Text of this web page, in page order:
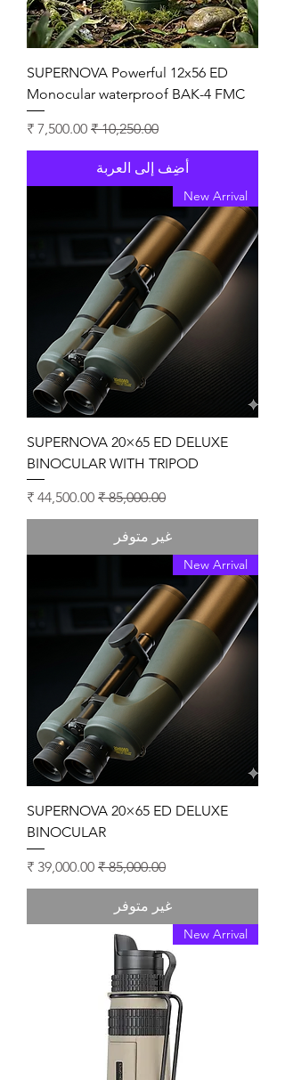
SUPERNOVA Powerful 12x56 ED
Monocular waterproof BAK-4 FMC
سعر عادي
سعر البيع
أضِف إلى العربة
New Arrival
SUPERNOVA 20×65 ED DELUXE
BINOCULAR WITH TRIPOD
سعر عادي
سعر البيع
غير متوفر
New Arrival
SUPERNOVA 20×65 ED DELUXE
BINOCULAR
سعر عادي
سعر البيع
غير متوفر
New Arrival